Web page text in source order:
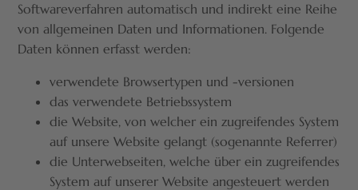
Softwareverfahren automatisch und indirekt eine Reihe
von allgemeinen Daten und Informationen. Folgende
Daten können erfasst werden:
verwendete Browsertypen und -versionen
das verwendete Betriebssystem
die Website, von welcher ein zugreifendes System
auf unsere Website gelangt (sogenannte Referrer)
die Unterwebseiten, welche über ein zugreifendes
System auf unserer Website angesteuert werden